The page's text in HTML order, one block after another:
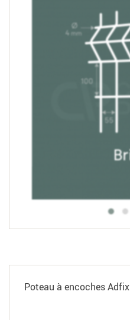
Poteau à encoches Adfix